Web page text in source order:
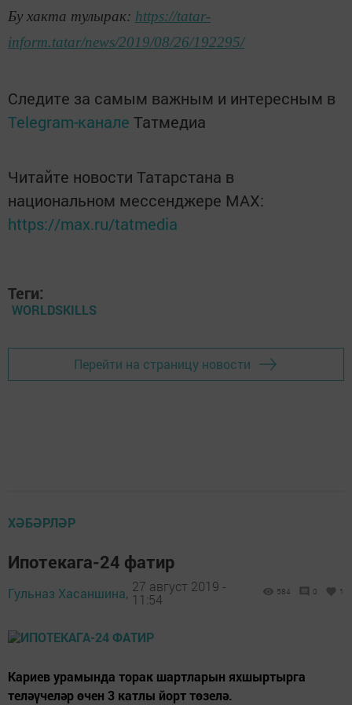
Бу хакта тулырак: https://tatar-
inform.tatar/news/2019/08/26/192295/
Следите за самым важным и интересным в
Telegram-канале Татмедиа
Читайте новости Татарстана в
национальном мессенджере MАХ:
https://max.ru/tatmedia
Теги:
WORLDSKILLS
Перейти на страницу новости
ХӘБӘРЛӘР
Ипотекага-24 фатир
Гульназ Хасаншина, 27 август 2019 -
11:54
584 0 1
Кариев урамында торак шартларын яхшыртырга
теләүчеләр өчен 3 катлы йорт төзелә.